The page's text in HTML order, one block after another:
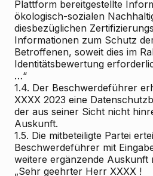
Plattform bereitgestellte
ökologisch-sozialen
diesbezüglichen
Informationen zum Schutz
Betroffenen, soweit dies im
Identitätsbewertung
…“
1.4. Der Beschwerdeführer
XXXX 2023 eine
der aus seiner Sicht nicht
Auskunft.
1.5. Die mitbeteiligte Partei
Beschwerdeführer mit
weitere ergänzende Auskunft
„Sehr geehrter Herr XXXX !